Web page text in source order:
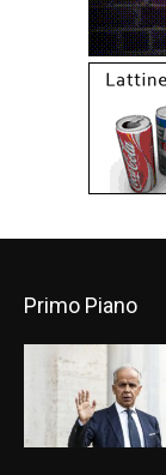
Primo Piano